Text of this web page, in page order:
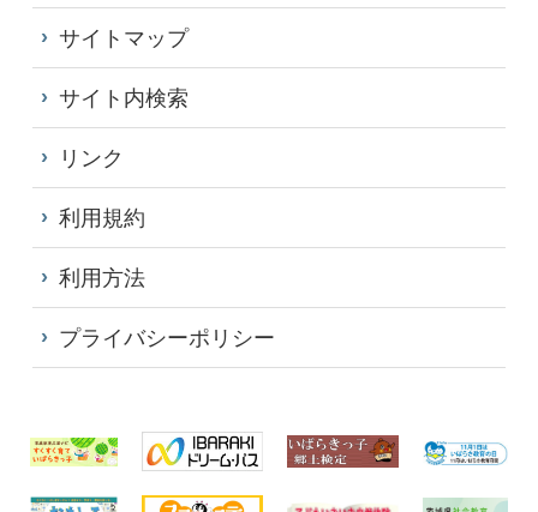
サイトマップ
サイト内検索
リンク
利用規約
利用方法
プライバシーポリシー